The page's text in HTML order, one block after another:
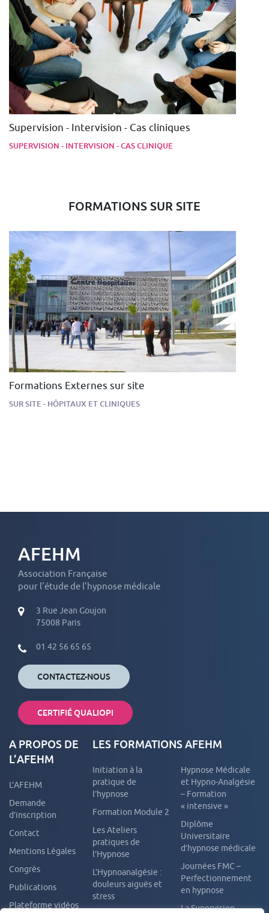
Supervision - Intervision - Cas cliniques
SUPERVISION - INTERVISION - CAS CLINIQUE
FORMATIONS SUR SITE
Formations Externes sur site
SUR SITE - HÔPITAUX ET CLINIQUES
AFEHM
Association Française
pour l'étude de l'hypnose médicale
3 Rue Jean Goujon
75008 Paris
01 42 56 65 65
CONTACTEZ-NOUS
CERTIFIÉ QUALIOPI
A PROPOS DE
L’AFEHM
L’AFEHM
Demande
d’inscription
Contact
Mentions Légales
Congrès
Publications
Plateforme vidéos
LES FORMATIONS AFEHM
Initiation à la
pratique de
l’hypnose
Formation Module 2
Les Ateliers
pratiques de
l’Hypnose
L’Hypnoanalgésie :
douleurs aiguës et
stress
Hypnose Médicale
et Hypno-Analgésie
– Formation
« intensive »
Diplôme
Universitaire
d’hypnose médicale
Journées FMC –
Perfectionnement
en hypnose
La Supervision –